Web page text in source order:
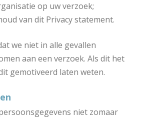
op uw verzoek;
van dit Privacy statement.
we niet in alle gevallen
aan een verzoek. Als dit het
gemotiveerd laten weten.
niet zomaar